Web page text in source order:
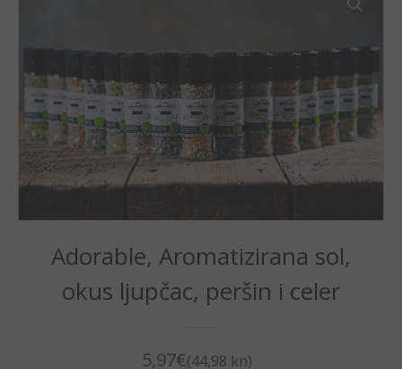
Adorable, Aromatizirana sol,
okus ljupčac, peršin i celer
5,97€(44,98 kn)